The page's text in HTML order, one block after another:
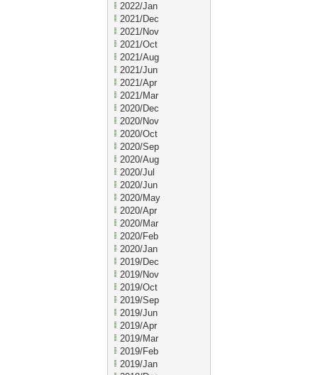
2022/Jan
2021/Dec
2021/Nov
2021/Oct
2021/Aug
2021/Jun
2021/Apr
2021/Mar
2020/Dec
2020/Nov
2020/Oct
2020/Sep
2020/Aug
2020/Jul
2020/Jun
2020/May
2020/Apr
2020/Mar
2020/Feb
2020/Jan
2019/Dec
2019/Nov
2019/Oct
2019/Sep
2019/Jun
2019/Apr
2019/Mar
2019/Feb
2019/Jan